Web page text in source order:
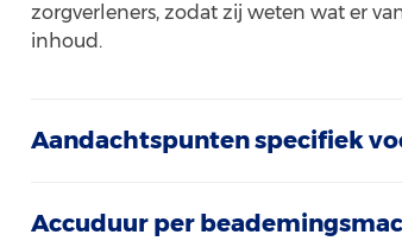
zorgverleners, zodat zij weten wat er
inhoud.
Aandachtspunten specifiek
Accuduur per